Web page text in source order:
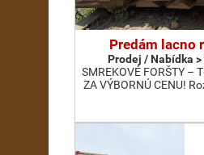
Predám lacno
Prodej / Nabídka
SMREKOVÉ FORŠTY –
ZA VÝBORNÚ CENU!